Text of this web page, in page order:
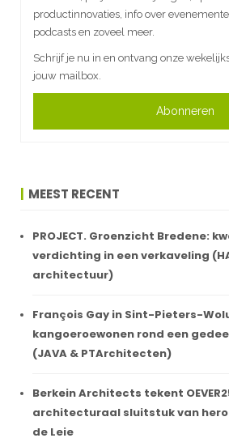
productinnovaties, info over
podcasts en zoveel meer.
Schrijf je nu in en ontvang onze
jouw mailbox.
Abonneren
MEEST RECENT
PROJECT. Groenzicht Bredene:
verdichting in een verkaveling
architectuur)
François Gay in Sint-Pieters-
kangoeroewonen rond een
(JAVA & PTArchitecten)
Berkein Architects tekent
architecturaal sluitstuk van
de Leie